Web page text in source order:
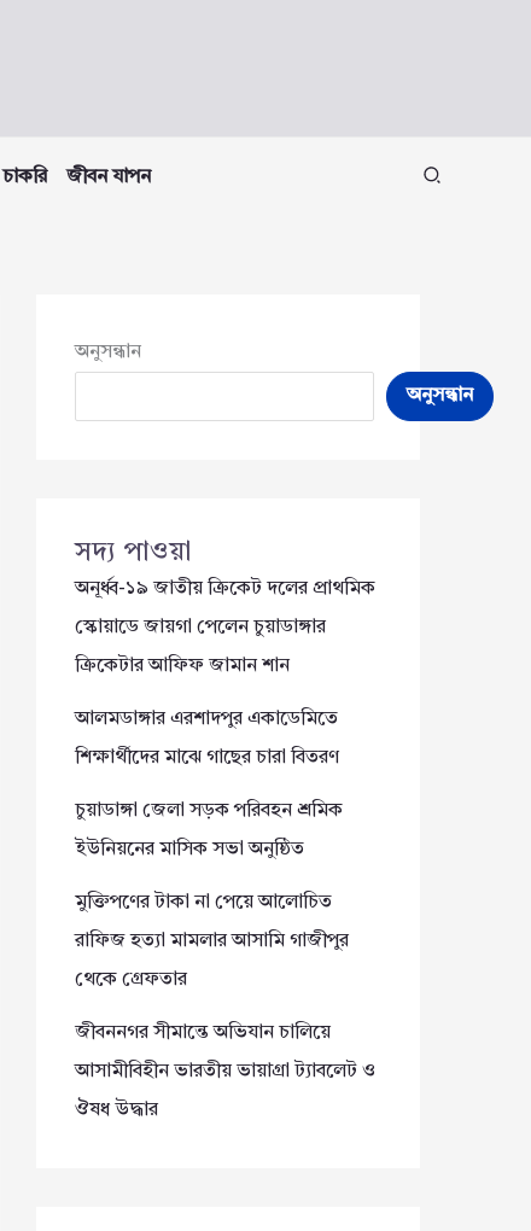
চাকরি জীবন যাপন
অনুসন্ধান
অনুসন্ধান
সদ্য পাওয়া
অনূর্ধ্ব-১৯ জাতীয় ক্রিকেট দলের প্রাথমিক
স্কোয়াডে জায়গা পেলেন চুয়াডাঙ্গার
ক্রিকেটার আফিফ জামান শান
আলমডাঙ্গার এরশাদপুর একাডেমিতে
শিক্ষার্থীদের মাঝে গাছের চারা বিতরণ
চুয়াডাঙ্গা জেলা সড়ক পরিবহন শ্রমিক
ইউনিয়নের মাসিক সভা অনুষ্ঠিত
মুক্তিপণের টাকা না পেয়ে আলোচিত
রাফিজ হত্যা মামলার আসামি গাজীপুর
থেকে গ্রেফতার
জীবননগর সীমান্তে অভিযান চালিয়ে
আসামীবিহীন ভারতীয় ভায়াগ্রা ট্যাবলেট ও
ঔষধ উদ্ধার